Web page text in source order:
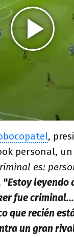
,
personal,
es:
"Estoy leyendo
fue
que recién
un gran